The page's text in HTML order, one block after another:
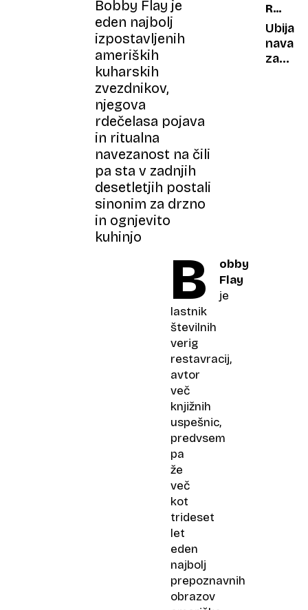
Bobby Flay je
eden najbolj
izpostavljenih
ameriških
kuharskih
zvezdnikov,
njegova
rdečelasa pojava
in ritualna
navezanost na čili
pa sta v zadnjih
desetletjih postali
sinonim za drzno
in ognjevito
kuhinjo
B
obby
Flay
je
lastnik
številnih
verig
restavracij,
avtor
več
knjižnih
uspešnic,
predvsem
pa
že
več
kot
trideset
let
eden
najbolj
prepoznavnih
obrazov
je
vila
PET
za